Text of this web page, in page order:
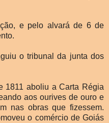
e pelo alvará de 6 de
o tribunal da junta dos
1811 aboliu a Carta Régia
aos ourives de ouro e
nas obras que fizessem.
o comércio de Goiás